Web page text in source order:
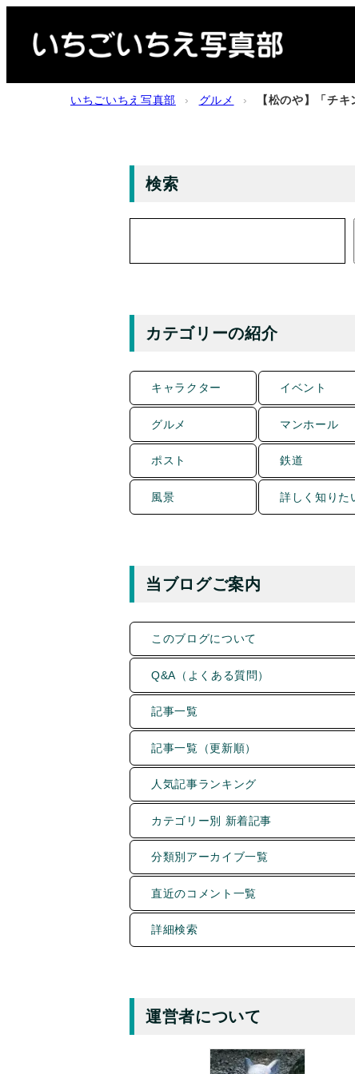
いちごいちえ写真部 › グルメ › 【松のや】「チ
検索
カテゴリーの紹介
キャラクター イベント
グルメ マンホール
ポスト 鉄道
風景 詳しく知りた
当ブログご案内
このブログについて
Q&A（よくある質問）
記事一覧
記事一覧（更新順）
人気記事ランキング
カテゴリー別 新着記事
分類別アーカイブ一覧
直近のコメント一覧
詳細検索
運営者について